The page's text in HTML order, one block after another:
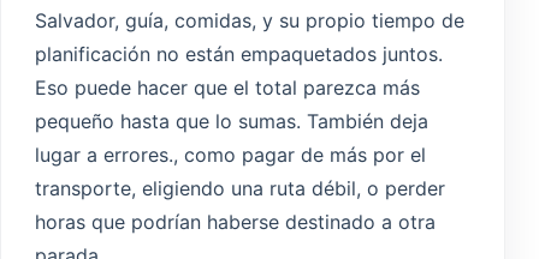
Salvador, guía, comidas, y su propio tiempo de
planificación no están empaquetados juntos.
Eso puede hacer que el total parezca más
pequeño hasta que lo sumas. También deja
lugar a errores., como pagar de más por el
transporte, eligiendo una ruta débil, o perder
horas que podrían haberse destinado a otra